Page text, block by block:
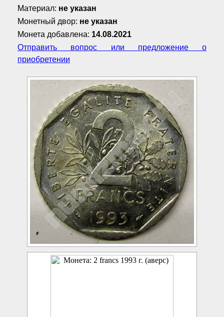
Материал: не указан
Монетный двор: не указан
Монета добавлена: 14.08.2021
Отправить вопрос или предложение о
приобретении